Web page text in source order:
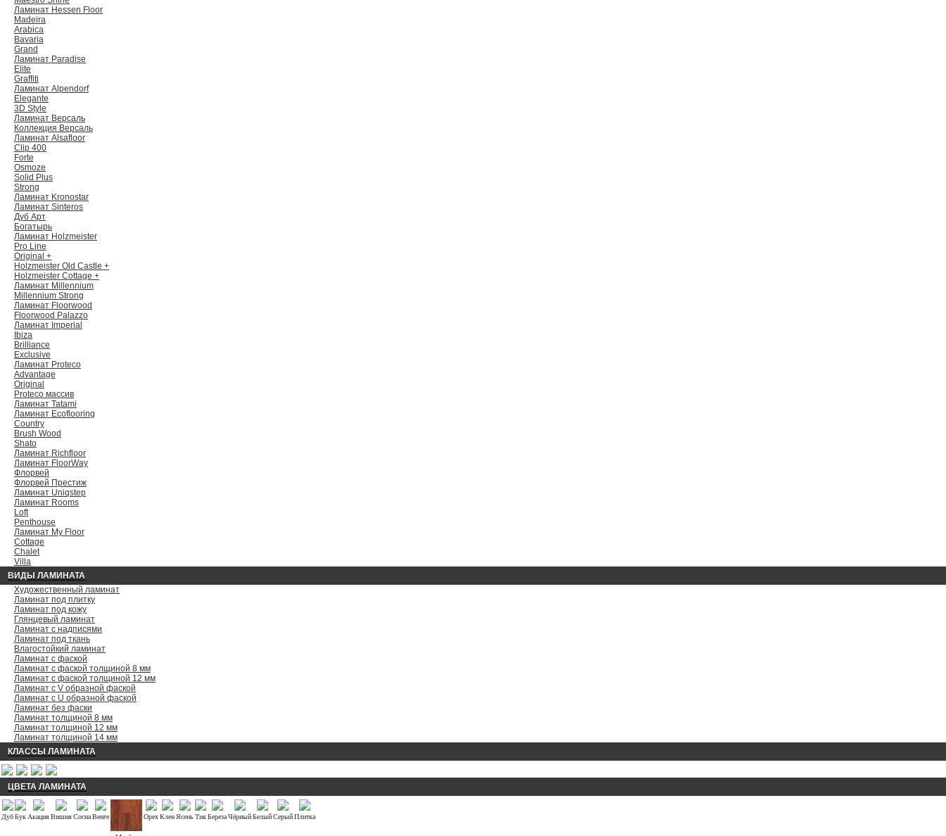
Ламинат Hessen Floor
Madeira
Arabica
Bavaria
Grand
Ламинат Paradise
Elite
Graffiti
Ламинат Alpendorf
Elegante
3D Style
Ламинат Версаль
Коллекция Версаль
Ламинат Alsafloor
Clip 400
Forte
Osmoze
Solid Plus
Strong
Ламинат Kronostar
Ламинат Sinteros
Дуб Арт
Богатырь
Ламинат Holzmeister
Pro Line
Original +
Holzmeister Old Castle +
Holzmeister Cottage +
Ламинат Millennium
Millennium Strong
Ламинат Floorwood
Floorwood Palazzo
Ламинат Imperial
Ibiza
Brilliance
Exclusive
Ламинат Proteco
Advantage
Original
Proteco массив
Ламинат Tatami
Ламинат Ecoflooring
Country
Brush Wood
Shato
Ламинат Richfloor
Ламинат FloorWay
Флорвей
Флорвей Престиж
Ламинат Uniqstep
Ламинат Rooms
Loft
Penthouse
Ламинат My Floor
Cottage
Chalet
Villa
ВИДЫ ЛАМИНАТА
Художественный ламинат
Ламинат под плитку
Ламинат под кожу
Глянцевый ламинат
Ламинат с надписями
Ламинат под ткань
Влагостойкий ламинат
Ламинат с фаской
Ламинат с фаской толщиной 8 мм
Ламинат с фаской толщиной 12 мм
Ламинат с V образной фаской
Ламинат с U образной фаской
Ламинат без фаски
Ламинат толщиной 8 мм
Ламинат толщиной 12 мм
Ламинат толщиной 14 мм
КЛАССЫ ЛАМИНАТА
ЦВЕТА ЛАМИНАТА
ДубБук АкацияВишняСоснаВенге ОрехКлен ЯсеньТикБерезаЧёрныйБелыйСерыйПлитка